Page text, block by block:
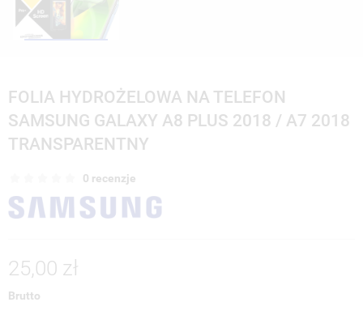
FOLIA HYDROŻELOWA NA TELEFON
SAMSUNG GALAXY A8 PLUS 2018 / A7 2018
TRANSPARENTNY
0 recenzje
25,00 zł
Brutto